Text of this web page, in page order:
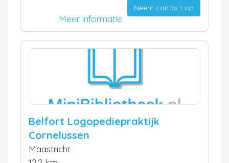
Neem contact op
Meer informatie
Belfort Logopediepraktijk
Cornelussen
Maastricht